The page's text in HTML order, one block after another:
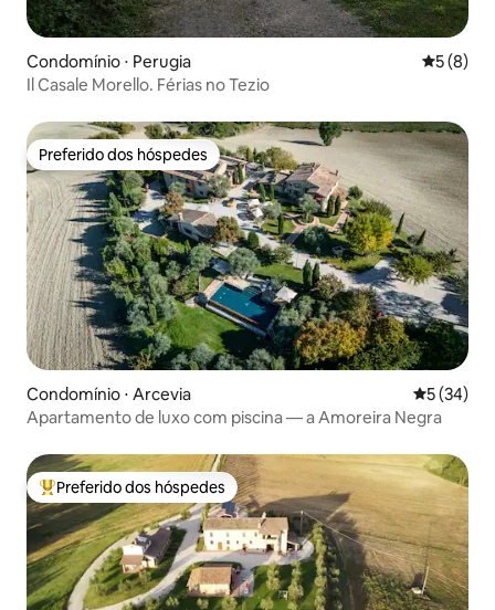
Condomínio ⋅ Perugia 5 de
5 (8)
Il Casale Morello. Férias no Tezio
Preferido dos hóspedes
Preferido dos hóspedes
Condomínio ⋅ Arcevia 5 de uma
5 (34)
Apartamento de luxo com piscina — a Amoreira Negra
Entre os melhores preferidos dos hóspedes
Preferido dos hóspedes